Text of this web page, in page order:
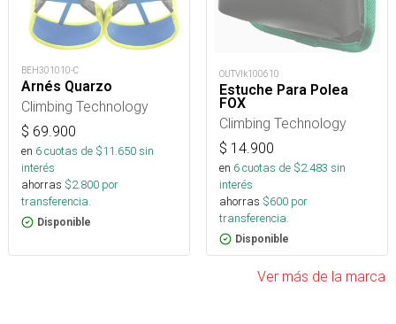
BEH301010-C
Arnés Quarzo
Climbing Technology
$ 69.900
en 6cuotas de $11.650sin
interés
ahorras $2.800 por
transferencia.
Disponible
OUTVlk100610
Estuche Para Polea
FOX
Climbing Technology
$ 14.900
en 6cuotas de $2.483 sin
interés
ahorras $600 por
transferencia.
Disponible
Ver más de la marca